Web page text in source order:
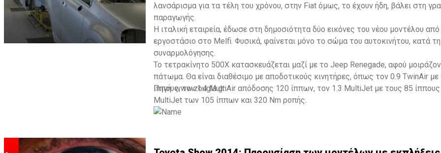
λανσάρισμα για τα τέλη του χρόνου, στην Fiat όμως, το έχουν ήδη, βάλει στη
παραγωγής.
Η ιταλική εταιρεία, έδωσε στη δημοσιότητα δύο εικόνες του νέου μοντέλου
εργοστάσιο στο Melfi. Φυσικά, φαίνεται μόνο το σώμα του αυτοκινήτου, κατά τη
συναρμολόγησης.
Το τετρακίνητο 500X κατασκευάζεται μαζί με το Jeep Renegade, αφού
πάτωμα. Θα είναι διαθέσιμο με αποδοτικούς κινητήρες, όπως τον 0.9 TwinAir
ίππους, τον 1.4 MultiAir απόδοσης 120 ίππων, τον 1.3 MultiJet με τους 85 ίππους
MultiJet των 105 ίππων και 320 Nm ροπής.
Πηγή: www.zougla.gr